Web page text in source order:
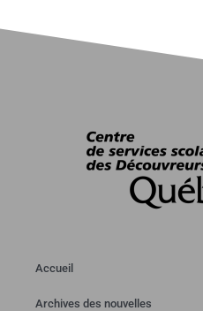
Accueil
Archives des nouvelles